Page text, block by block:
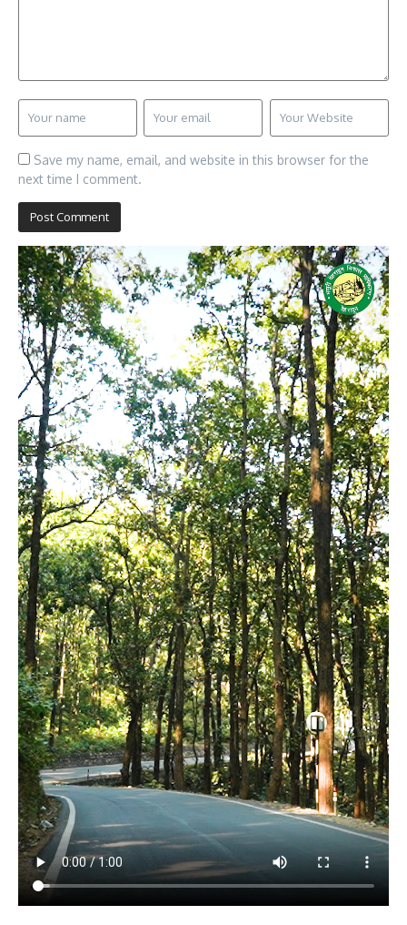
Save my name, email, and website in this browser for the
next time I comment.